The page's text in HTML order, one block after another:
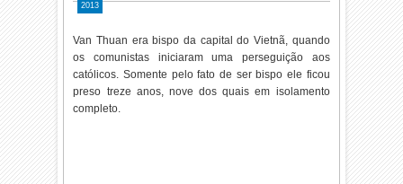
Van Thuan era bispo da capital do Vietnã, quando
os comunistas iniciaram uma perseguição aos
católicos. Somente pelo fato de ser bispo ele ficou
preso treze anos, nove dos quais em isolamento
completo.
2013